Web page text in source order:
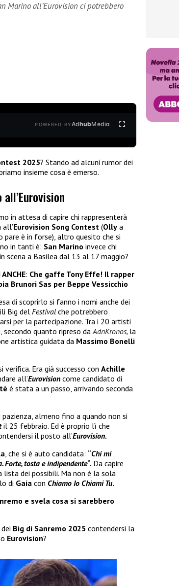
Marino all’Eurovision ci potrebbero
POWERED BYAdhubMedia
2025? Stando ad alcuni rumor dei
insieme cosa è emerso.
in attesa di capire chi rappresenterà
all’Eurovision Song Contest (Olly a
pare è in forse), altro quesito che si
in tanti è: San Marino invece chi
scena a Basilea dal 13 al 17 maggio?
ANCHE: Che gaffe Tony Effe! Il rapper
Brunori Sas per Beppe Vessicchio
di scoprirlo si fanno i nomi anche dei
Big delFestival che potrebbero
per la partecipazione. Tra i 20 artisti
quanto ripreso daAdnKronos, la
artistica guidata da Massimo Bonelli
verifica. Era già successo con Achille
all’Eurovision come candidato di
è stata a un passo, arrivando seconda
almeno fino a quando non si
il 25 febbraio. Ed è proprio lì che
il posto all’Eurovision.
, che si è auto candidata: “Chi mi
Forte, tosta e indipendente“. Da capire
dei possibili. Ma non è la sola
di Gaia con Chiamo Io Chiami Tu.
e svela cosa si sarebbero
Big di Sanremo 2025 contendersi la
Eurovision?